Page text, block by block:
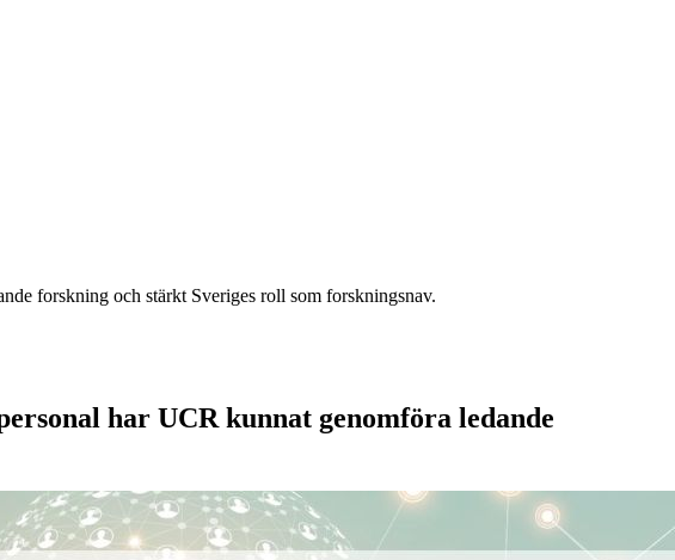
forskning och stärkt Sveriges roll som forskningsnav.
har UCR kunnat genomföra ledande